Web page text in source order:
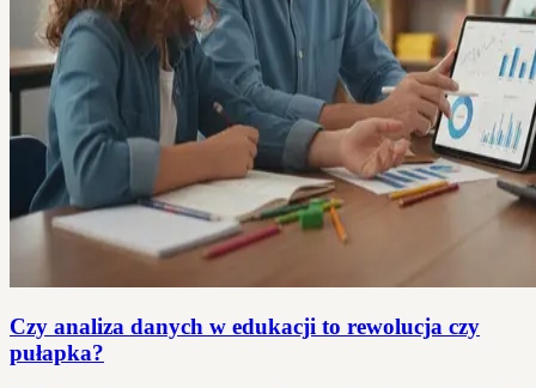
Czy analiza danych w edukacji to rewolucja czy
pułapka?